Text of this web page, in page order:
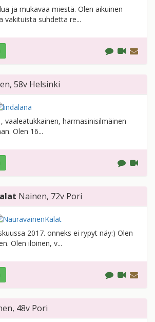
ja mukavaa miestä. Olen aikuinen
vakituista suhdetta re...
, 58v Helsinki
vaaleatukkainen, harmasinisilmäinen
Olen 16...
Nainen, 72v Pori
2017. onneks ei rypyt näy:) Olen
Olen iloinen, v...
, 48v Pori